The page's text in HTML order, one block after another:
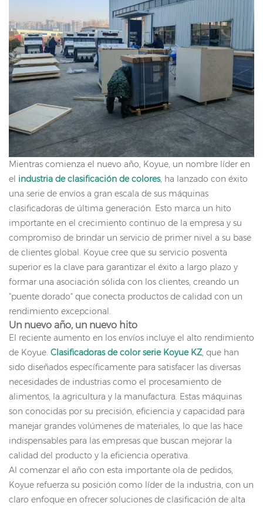
Mientras comienza el nuevo año, Koyue, un nombre líder en
el industria de clasificación de colores, ha lanzado con éxito
una serie de envíos a gran escala de sus máquinas
clasificadoras de última generación. Esto marca un hito
importante en el crecimiento continuo de la empresa y su
compromiso de brindar un servicio de primer nivel a su base
de clientes global. Koyue cree que su servicio posventa
superior es la clave para garantizar el éxito a largo plazo y
formar una asociación sólida con los clientes, creando un
"puente dorado" que conecta productos de calidad con un
rendimiento excepcional.
Un nuevo año, un nuevo hito
El reciente aumento en los envíos incluye el alto rendimiento
de Koyue. Clasificadoras de color serie Koyue KZ, que han
sido diseñados específicamente para satisfacer las diversas
necesidades de industrias como el procesamiento de
alimentos, la agricultura y la manufactura. Estas máquinas
son conocidas por su precisión, eficiencia y capacidad para
manejar grandes volúmenes de materiales, lo que las hace
indispensables para las empresas que buscan mejorar la
calidad del producto y la eficiencia operativa.
Al comenzar el año con esta importante ola de pedidos,
Koyue refuerza su posición como líder de la industria, con un
claro enfoque en ofrecer soluciones de clasificación de alta